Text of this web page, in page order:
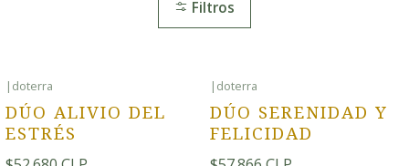
Filtros
| doterra
DÚO ALIVIO DEL
ESTRÉS
| doterra
DÚO SERENIDAD Y
FELICIDAD